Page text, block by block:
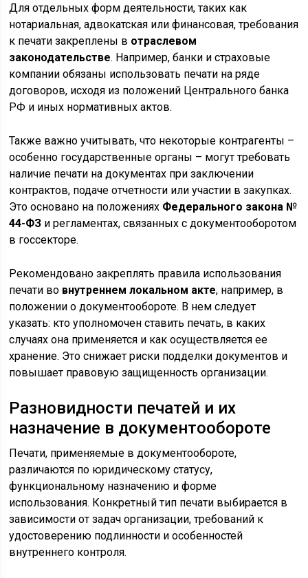
Для отдельных форм деятельности, таких как
нотариальная, адвокатская или финансовая, требования
к печати закреплены в отраслевом
законодательстве. Например, банки и страховые
компании обязаны использовать печати на ряде
договоров, исходя из положений Центрального банка
РФ и иных нормативных актов.
Также важно учитывать, что некоторые контрагенты –
особенно государственные органы – могут требовать
наличие печати на документах при заключении
контрактов, подаче отчетности или участии в закупках.
Это основано на положениях Федерального закона №
44-ФЗ и регламентах, связанных с документооборотом
в госсекторе.
Рекомендовано закреплять правила использования
печати во внутреннем локальном акте, например, в
положении о документообороте. В нем следует
указать: кто уполномочен ставить печать, в каких
случаях она применяется и как осуществляется ее
хранение. Это снижает риски подделки документов и
повышает правовую защищенность организации.
Разновидности печатей и их
назначение в документообороте
Печати, применяемые в документообороте,
различаются по юридическому статусу,
функциональному назначению и форме
использования. Конкретный тип печати выбирается в
зависимости от задач организации, требований к
удостоверению подлинности и особенностей
внутреннего контроля.